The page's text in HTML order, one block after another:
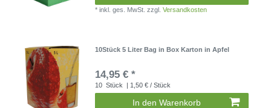
*inkl. ges. MwSt. zzgl.Versandkosten
10Stück 5 Liter Bag in Box Karton in Apfel
14,95 € *
10 Stück | 1,50 € / Stück
In den Warenkorb